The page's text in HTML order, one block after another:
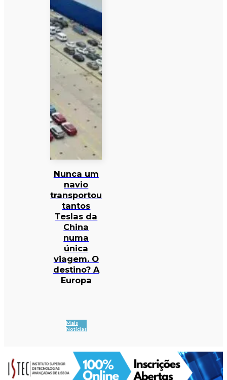
Nunca um
navio
transportou
tantos
Teslas da
China
numa
única
viagem. O
destino? A
Europa
Mais
Notícias